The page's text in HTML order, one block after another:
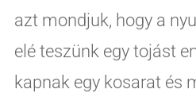
azt mondjuk, hogy a
elé teszünk egy tojást
kapnak egy kosarat és